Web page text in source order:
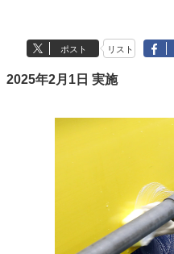
ポスト リスト
2025年2月1日 実施